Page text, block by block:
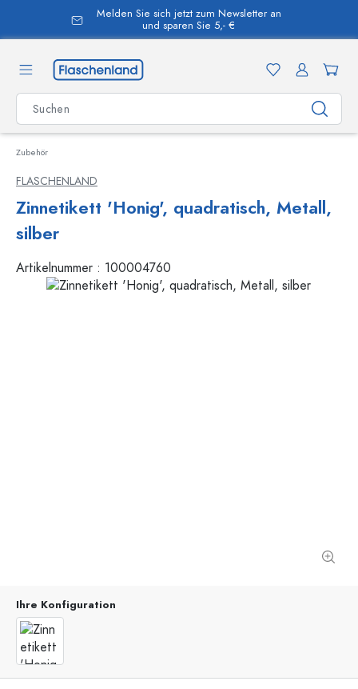
springen
Melden Sie sich jetzt zum Newsletter an
und sparen Sie 5,- €
Zubehör
FLASCHENLAND
Zinnetikett 'Honig', quadratisch, Metall,
silber
Artikelnummer : 100004760
Ihre Konfiguration